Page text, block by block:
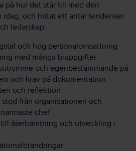
på hur det står till med den
idag, och hittat ett antal tendenser
ledarskap:
och hög personalomsättning
med många biuppgifter
och egenbestämmande på
och krav på dokumentation
och reflektion
från organisationen och
chef
återhämtning och utveckling i